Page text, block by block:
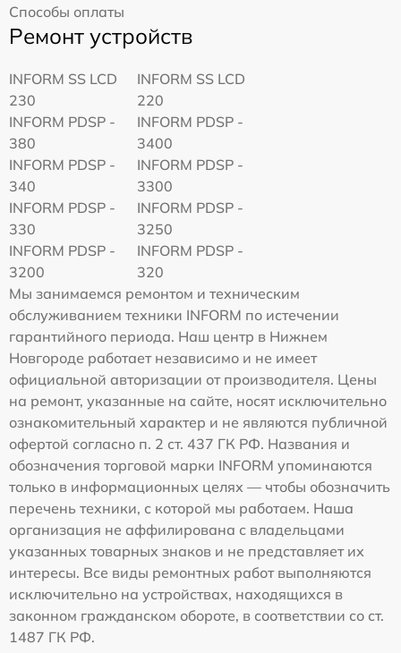
Способы оплаты
Ремонт устройств
INFORM SS LCD
230
INFORM SS LCD
220
INFORM PDSP -
380
INFORM PDSP -
3400
INFORM PDSP -
340
INFORM PDSP -
3300
INFORM PDSP -
330
INFORM PDSP -
3250
INFORM PDSP -
3200
INFORM PDSP -
320
Мы занимаемся ремонтом и техническим
обслуживанием техники INFORM по истечении
гарантийного периода. Наш центр в Нижнем
Новгороде работает независимо и не имеет
официальной авторизации от производителя. Цены
на ремонт, указанные на сайте, носят исключительно
ознакомительный характер и не являются публичной
офертой согласно п. 2 ст. 437 ГК РФ. Названия и
обозначения торговой марки INFORM упоминаются
только в информационных целях — чтобы обозначить
перечень техники, с которой мы работаем. Наша
организация не аффилирована с владельцами
указанных товарных знаков и не представляет их
интересы. Все виды ремонтных работ выполняются
исключительно на устройствах, находящихся в
законном гражданском обороте, в соответствии со ст.
1487 ГК РФ.